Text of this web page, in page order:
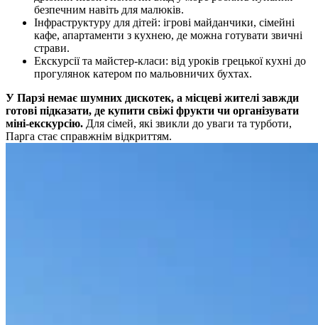
безпечним навіть для малюків.
Інфраструктуру для дітей: ігрові майданчики, сімейні
кафе, апартаменти з кухнею, де можна готувати звичні
страви.
Екскурсії та майстер-класи: від уроків грецької кухні до
прогулянок катером по мальовничих бухтах.
У Парзі немає шумних дискотек, а місцеві жителі завжди
готові підказати, де купити свіжі фрукти чи організувати
міні-екскурсію. Для сімей, які звикли до уваги та турботи,
Парга стає справжнім відкриттям.